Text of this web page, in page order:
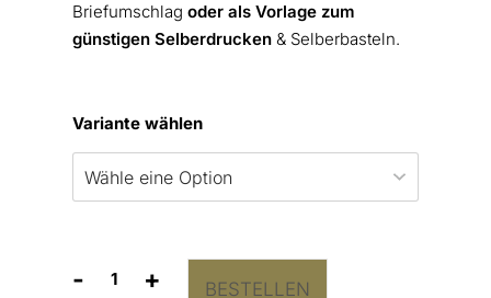
Briefumschlag oder als Vorlage zum
günstigen Selberdrucken& Selberbasteln.
Variante wählen
-
Briefumschlag-
+ BESTELLEN